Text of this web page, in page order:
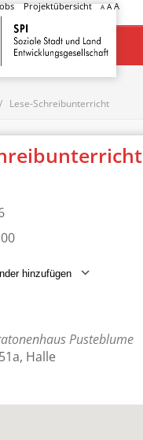
Projektübersicht A AA
Lese-Schreibunterricht
hinzufügen
Pusteblume
Halle